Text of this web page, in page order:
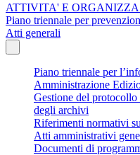
ATTIVITA' E
Piano triennale per
Atti generali
Piano triennale per
Amministrazione
Gestione del
degli archivi
Riferimenti normativi
Atti amministrativi
Documenti di